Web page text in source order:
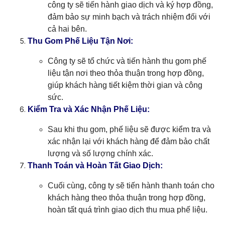
công ty sẽ tiến hành giao dịch và ký hợp đồng,
đảm bảo sự minh bạch và trách nhiệm đối với
cả hai bên.
Thu Gom Phế Liệu Tận Nơi:
Công ty sẽ tổ chức và tiến hành thu gom phế
liệu tận nơi theo thỏa thuận trong hợp đồng,
giúp khách hàng tiết kiệm thời gian và công
sức.
Kiểm Tra và Xác Nhận Phế Liệu:
Sau khi thu gom, phế liệu sẽ được kiểm tra và
xác nhận lại với khách hàng để đảm bảo chất
lượng và số lượng chính xác.
Thanh Toán và Hoàn Tất Giao Dịch:
Cuối cùng, công ty sẽ tiến hành thanh toán cho
khách hàng theo thỏa thuận trong hợp đồng,
hoàn tất quá trình giao dịch thu mua phế liệu.